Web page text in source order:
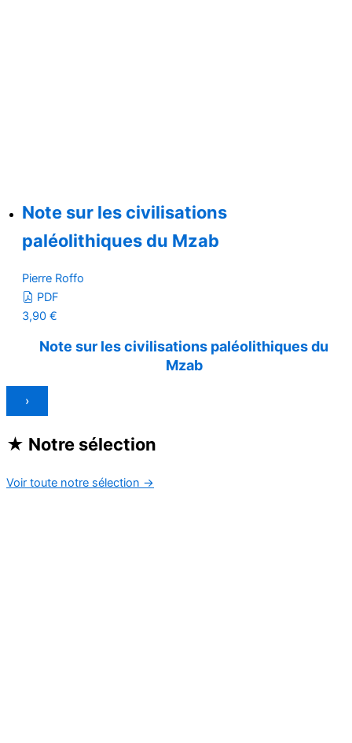
Note sur les civilisations
paléolithiques du Mzab
Pierre Roffo
PDF
3,90 €
Note sur les civilisations paléolithiques du
Mzab
›
★ Notre sélection
Voir toute notre sélection →